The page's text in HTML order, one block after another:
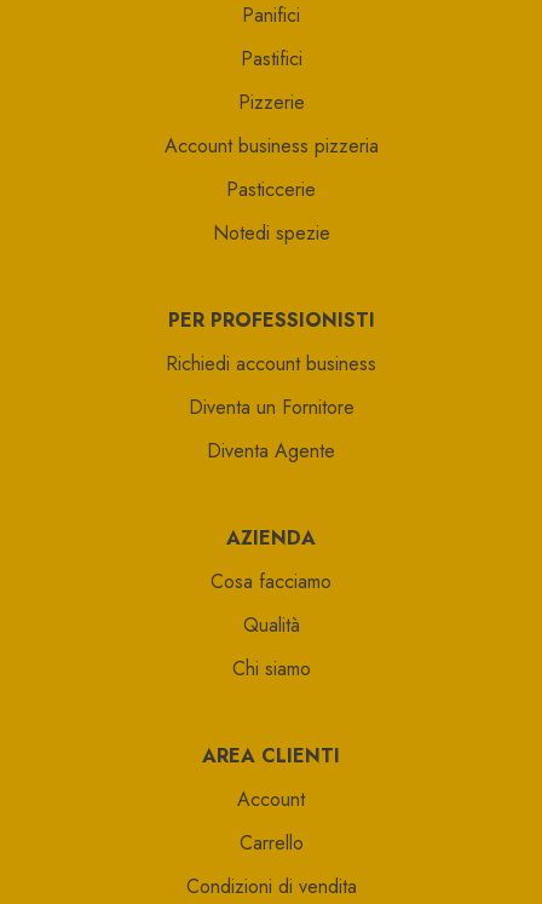
Panifici
Pastifici
Pizzerie
Account business pizzeria
Pasticcerie
Notedi spezie
PER PROFESSIONISTI
Richiedi account business
Diventa un Fornitore
Diventa Agente
AZIENDA
Cosa facciamo
Qualità
Chi siamo
AREA CLIENTI
Account
Carrello
Condizioni di vendita